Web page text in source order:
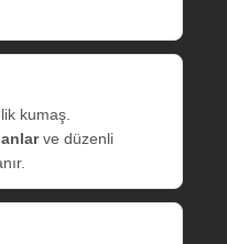
kumaş.
ve düzenli